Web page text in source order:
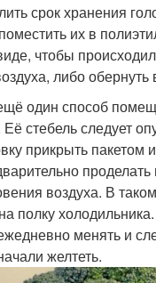
срок хранения
их в
чтобы
либо
один способ
стебель следует
прикрыть пакетом
проделать
воздуха. В
полку
менять и
желтеть.